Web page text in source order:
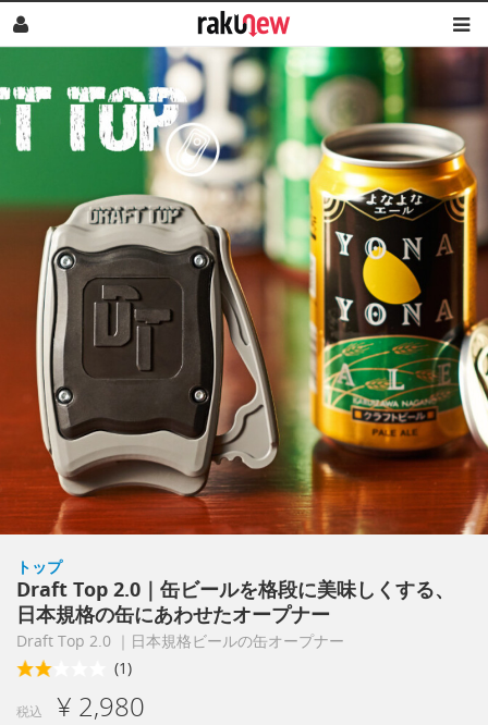
トップ
Draft Top 2.0｜缶ビールを格段に美味しくする、
日本規格の缶にあわせたオープナー
Draft Top 2.0 ｜日本規格ビールの缶オープナー
(1)
税込 ¥ 2,980